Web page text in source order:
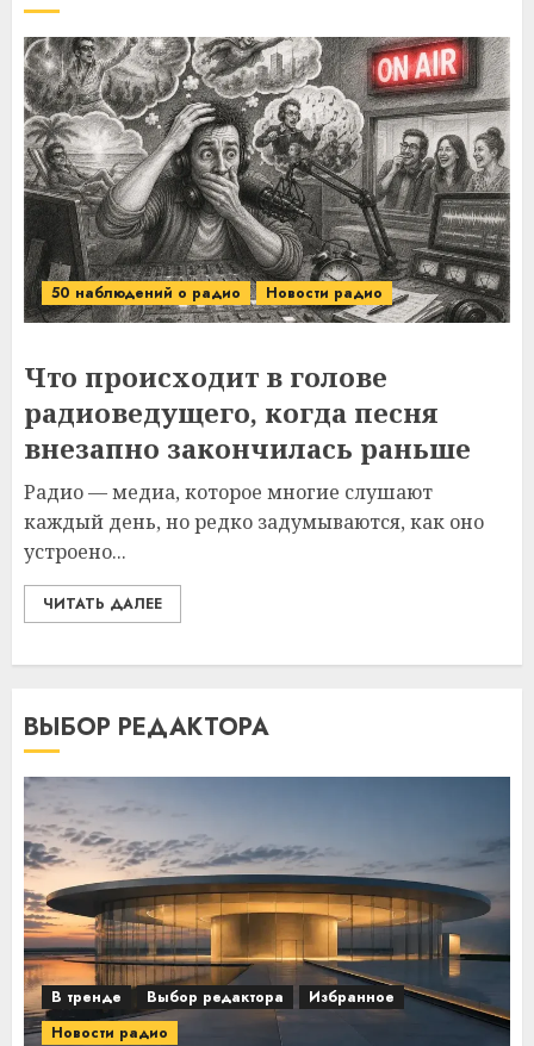
50 наблюдений о радио Новости радио
Что происходит в голове
радиоведущего, когда песня
внезапно закончилась раньше
Радио — медиа, которое многие слушают
каждый день, но редко задумываются, как оно
устроено...
ЧИТАТЬ ДАЛЕЕ
ВЫБОР РЕДАКТОРА
В тренде Выбор редактора
Избранное
Новости радио